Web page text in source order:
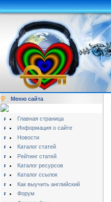
Меню сайта
Главная страница
Информация о сайте
Новости
Каталог статей
Рейтинг статей
Каталог ресурсов
Каталог ссылок
Как выучить английский
Форум